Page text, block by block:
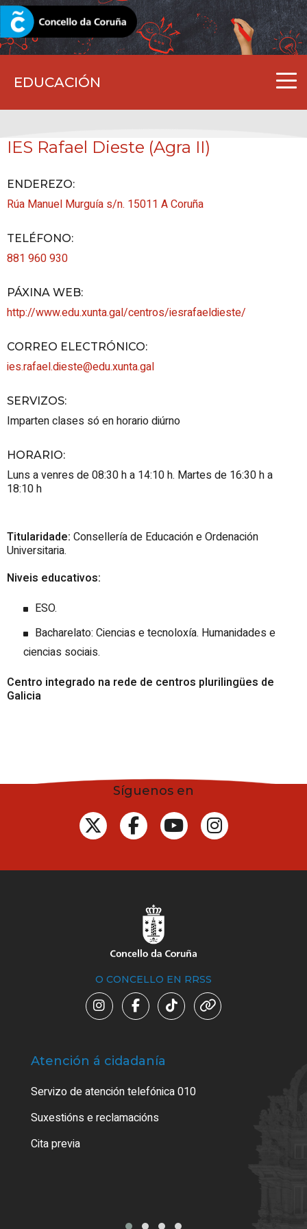
EDUCACIÓN
CORUNA.GAL
IES Rafael Dieste (Agra II)
ENDEREZO:
Rúa Manuel Murguía s/n. 15011 A Coruña
TELÉFONO:
881 960 930
PÁXINA WEB:
http://www.edu.xunta.gal/centros/iesrafaeldieste/
CORREO ELECTRÓNICO:
ies.rafael.dieste@edu.xunta.gal
SERVIZOS:
Imparten clases só en horario diúrno
HORARIO:
Luns a venres de 08:30 h a 14:10 h. Martes de 16:30 h a
18:10 h
Titularidade: Consellería de Educación e Ordenación
Universitaria.
Niveis educativos:
ESO.
Bacharelato: Ciencias e tecnoloxía. Humanidades e
ciencias sociais.
Centro integrado na rede de centros plurilingües de
Galicia
Síguenos en
O CONCELLO EN RRSS
Atención á cidadanía
Servizo de atención telefónica 010
Suxestións e reclamacións
Cita previa